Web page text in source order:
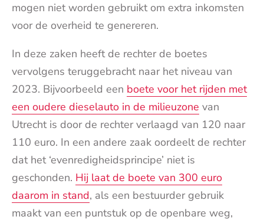
mogen niet worden gebruikt om extra inkomsten
voor de overheid te genereren.
In deze zaken heeft de rechter de boetes
vervolgens teruggebracht naar het niveau van
2023. Bijvoorbeeld een boete voor het rijden met
een oudere dieselauto in de milieuzone van
Utrecht is door de rechter verlaagd van 120 naar
110 euro. In een andere zaak oordeelt de rechter
dat het ‘evenredigheidsprincipe’ niet is
geschonden. Hij laat de boete van 300 euro
daarom in stand, als een bestuurder gebruik
maakt van een puntstuk op de openbare weg,